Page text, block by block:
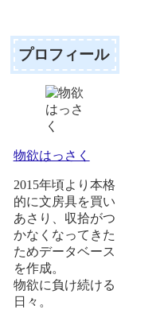
プロフィール
物欲はっさく
2015年頃より本格
的に文房具を買い
あさり、収拾がつ
かなくなってきた
ためデータベース
を作成。
物欲に負け続ける
日々。